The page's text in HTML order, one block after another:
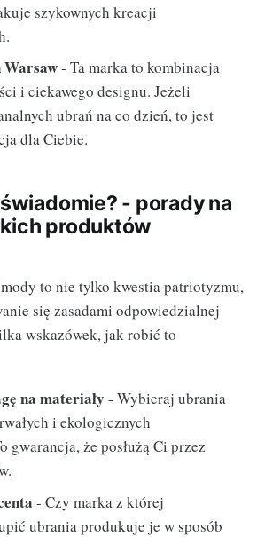
szykownych kreacji
Warsaw- Ta marka to kombinacja
i ciekawego designu. Jeżeli
ubrań na co dzień, to jest
dla Ciebie.
- porady na
produktów
to nie tylko kwestia patriotyzmu,
się zasadami odpowiedzialnej
wskazówek, jak robić to
na materiały - Wybieraj ubrania
i ekologicznych
gwarancja, że posłużą Ci przez
- Czy marka z której
ubrania produkuje je w sposób